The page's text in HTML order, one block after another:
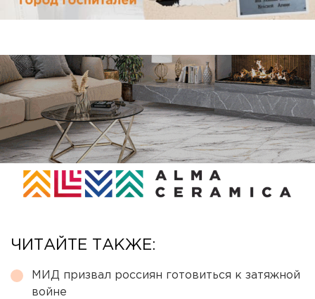
ЧИТАЙТЕ ТАКЖЕ:
МИД призвал россиян готовиться к затяжной
войне